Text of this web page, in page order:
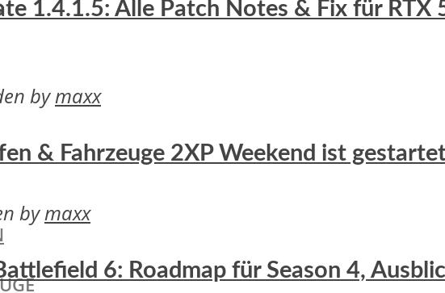
1.4.1.5: Alle Patch Notes & Fix für RTX
bymaxx
& Fahrzeuge 2XP Weekend ist
bymaxx
6: Roadmap für Season 4,